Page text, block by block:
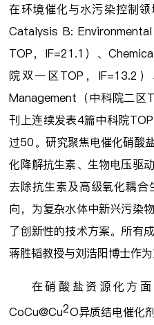
在环境催化与水污染控制
Catalysis B:
TOP，IF=21.1）、
院双一区TOP，IF=13.2
Management（中科院二区
刊上连续发表4篇中科院
过50。研究聚焦电催化硝酸
化降解抗生素、生物电压驱
去除抗生素及高级氧化耦
向，为复杂水体中新兴污染
了创新性的技术方案。所有
蒋胜韬教授与刘浩阳博士作
在硝酸盐资源化方
CoCu@Cu2O异质结电催化